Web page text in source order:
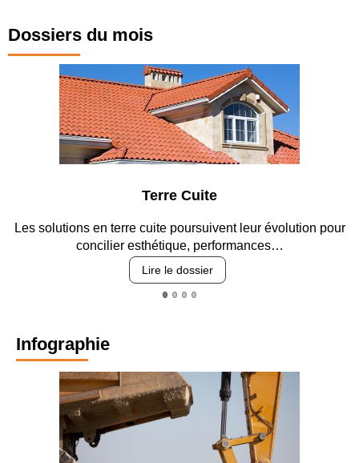
Dossiers du mois
Terre Cuite
Les solutions en terre cuite poursuivent leur évolution pour
concilier esthétique, performances…
Lire le dossier
Infographie